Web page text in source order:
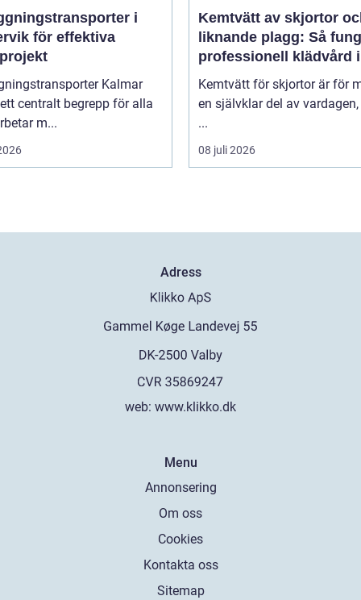
i
för effektiva
Kalmar
centralt begrepp för alla
m...
Kemtvätt av skjortor
liknande plagg: Så
professionell klädvård i
praktiken
Kemtvätt för skjortor är för
en självklar del av
...
08 juli 2026
Adress
web: www.klikko.dk
Menu
Annonsering
Om oss
Cookies
Kontakta oss
Sitemap